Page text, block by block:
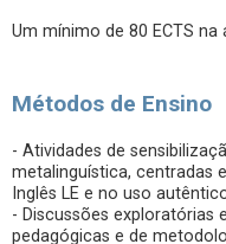
Um mínimo de 80 ECTS na
Métodos de Ensino
- Atividades de
metalinguística, centradas
Inglês LE e no uso
- Discussões exploratórias
pedagógicas e de